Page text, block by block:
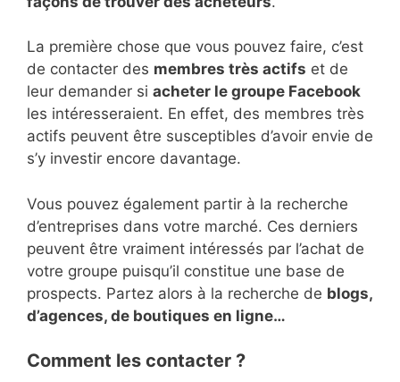
La première chose que vous pouvez faire, c’est
de contacter des membres très actifs et de
leur demander si acheter le groupe Facebook
les intéresseraient. En effet, des membres très
actifs peuvent être susceptibles d’avoir envie de
s’y investir encore davantage.
Vous pouvez également partir à la recherche
d’entreprises dans votre marché. Ces derniers
peuvent être vraiment intéressés par l’achat de
votre groupe puisqu’il constitue une base de
prospects. Partez alors à la recherche de blogs,
d’agences, de boutiques en ligne…
Comment les contacter ?